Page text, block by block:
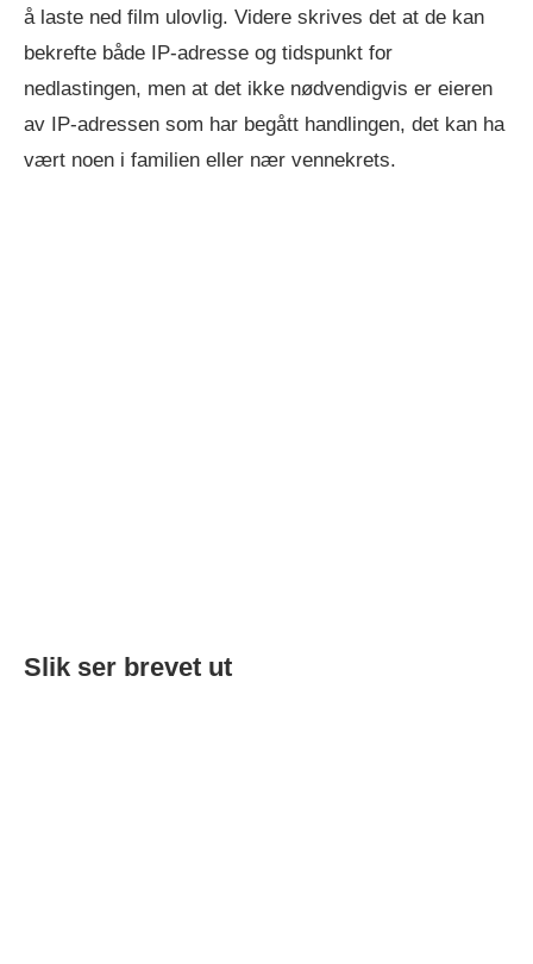
å laste ned film ulovlig. Videre skrives det at de kan
bekrefte både IP-adresse og tidspunkt for
nedlastingen, men at det ikke nødvendigvis er eieren
av IP-adressen som har begått handlingen, det kan ha
vært noen i familien eller nær vennekrets.
Slik ser brevet ut